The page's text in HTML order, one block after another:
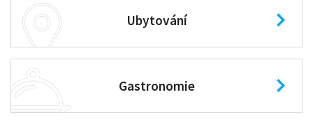
Ubytování
Gastronomie